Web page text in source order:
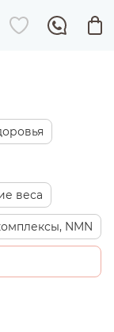
веса
NMN